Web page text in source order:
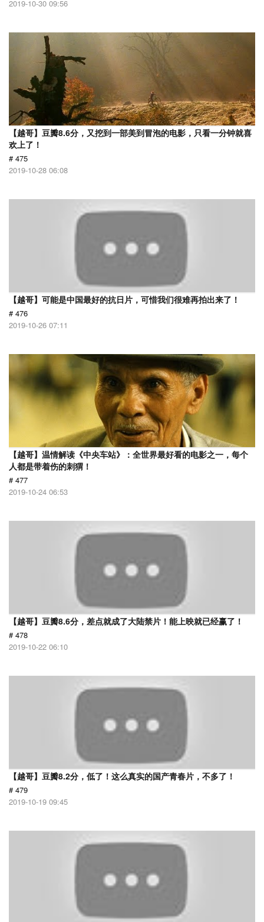
2019-10-30 09:56
【越哥】豆瓣8.6分，又挖到一部美到冒泡的电影，只看一分钟就喜
欢上了！
# 475
2019-10-28 06:08
【越哥】可能是中国最好的抗日片，可惜我们很难再拍出来了！
# 476
2019-10-26 07:11
【越哥】温情解读《中央车站》：全世界最好看的电影之一，每个
人都是带着伤的刺猬！
# 477
2019-10-24 06:53
【越哥】豆瓣8.6分，差点就成了大陆禁片！能上映就已经赢了！
# 478
2019-10-22 06:10
【越哥】豆瓣8.2分，低了！这么真实的国产青春片，不多了！
# 479
2019-10-19 09:45